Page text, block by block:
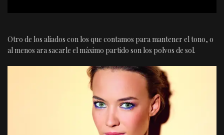
Otro de los aliados con los que contamos para mantener el tono, o
al menos ara sacarle el máximo partido son los polvos de sol.